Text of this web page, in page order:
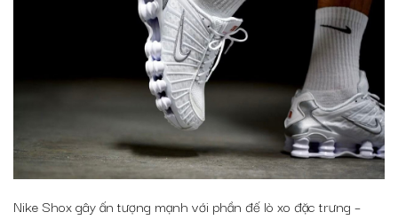
Nike Shox gây ấn tượng mạnh với phần đế lò xo đặc trưng –